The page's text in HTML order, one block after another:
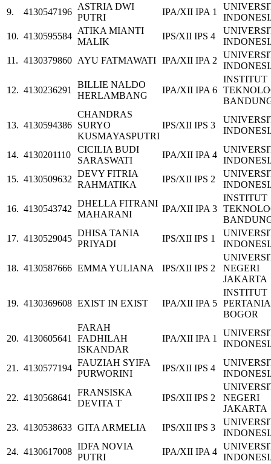
9.
4130547196
ASTRIA DWI
PUTRI
IPA/XII IPA 1
10. 4130595584
ATIKA MIANTI
MALIK
IPS/XII IPS 4
11. 4130379860 AYU FATMAWATI IPA/XII IPA 2
12. 4130236291
BILLIE NALDO
HERLAMBANG
IPA/XII IPA 6
INSTITUT
13. 4130594386
CHANDRAS
SURYO
KUSMAYASPUTRI
IPS/XII IPS 3
14. 4130201110
CICILIA BUDI
SARASWATI
IPA/XII IPA 4
15. 4130509632
DEVY FITRIA
RAHMATIKA
IPS/XII IPS 2
16. 4130543742
DHELLA FITRANI
MAHARANI
IPA/XII IPA 3
INSTITUT
17. 4130529045
DHISA TANIA
PRIYADI
IPS/XII IPS 1
18. 4130587666 EMMA YULIANA IPS/XII IPS 2
NEGERI
JAKARTA
19. 4130369608 EXIST IN EXIST IPA/XII IPA 5
INSTITUT
BOGOR
20. 4130605641
FARAH
FADHILAH
ISKANDAR
IPA/XII IPA 1
21. 4130577194
FAUZIAH SYIFA
PURWORINI
IPS/XII IPS 4
22. 4130568641
FRANSISKA
DEVITA T
IPS/XII IPS 2
NEGERI
JAKARTA
23. 4130538633 GITA ARMELIA IPS/XII IPS 3
24. 4130617008
IDFA NOVIA
PUTRI
IPA/XII IPA 4